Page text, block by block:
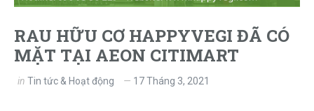
RAU HỮU CƠ HAPPYVEGI ĐÃ CÓ
MẶT TẠI AEON CITIMART
in Tin tức & Hoạt động 17 Tháng 3, 2021